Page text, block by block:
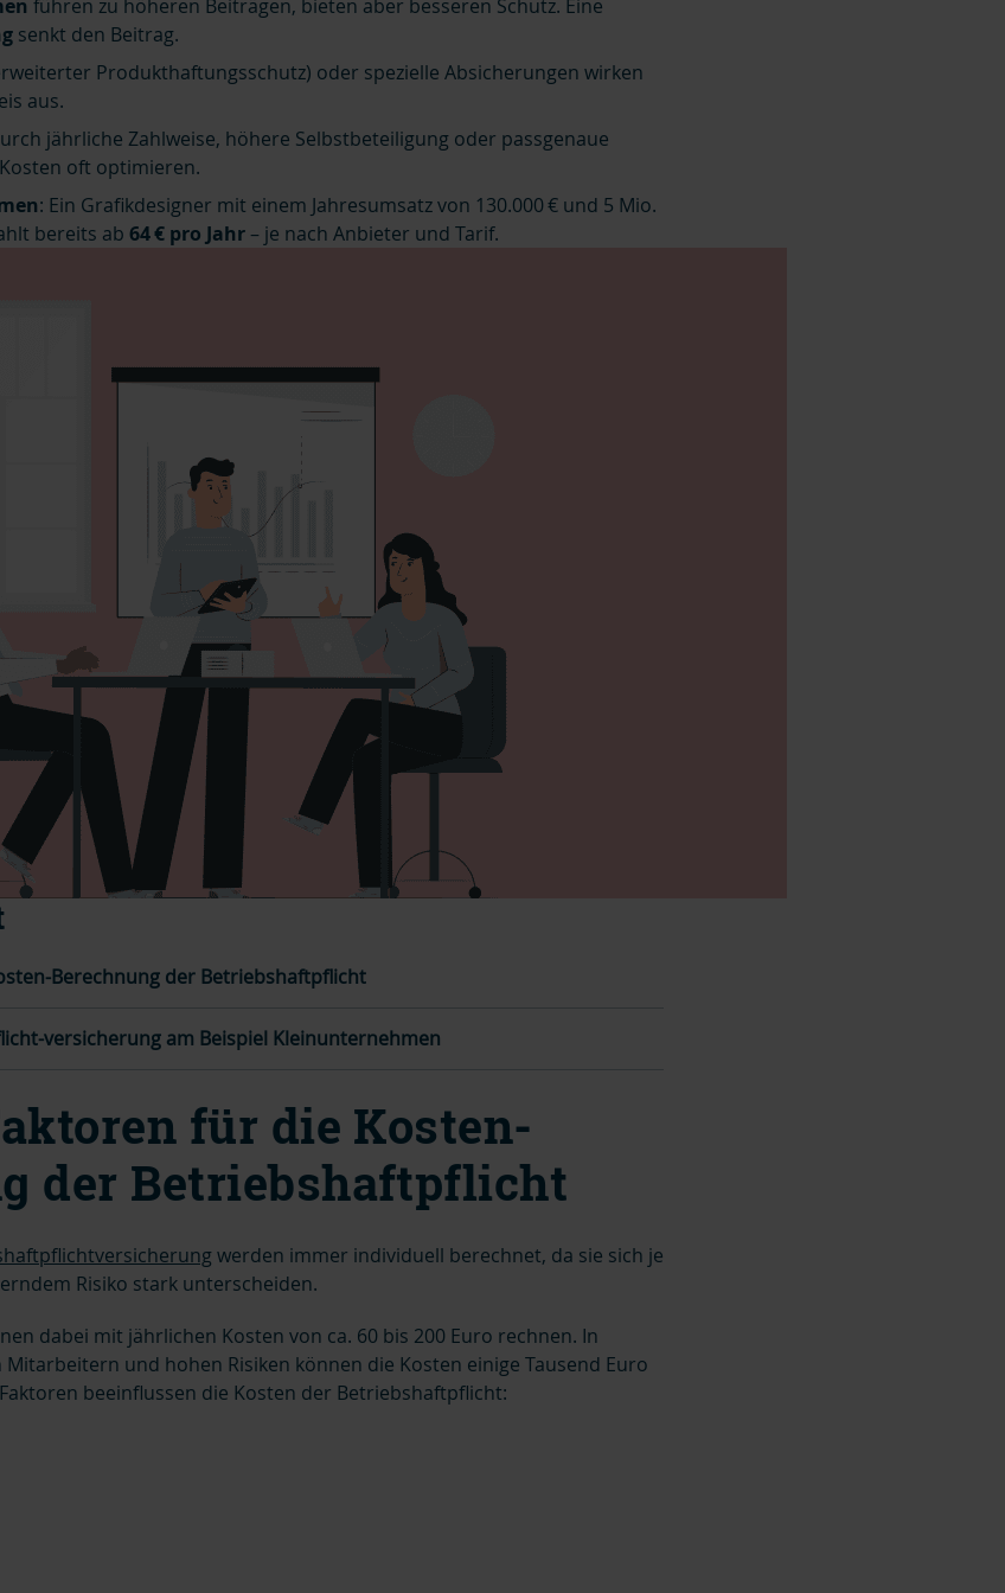
führen zu höheren Beiträgen, bieten aber besseren Schutz. Eine
senkt den Beitrag.
Produkthaftungsschutz) oder spezielle Absicherungen wirken
aus.
jährliche Zahlweise, höhere Selbstbeteiligung oder passgenaue
oft optimieren.
: Ein Grafikdesigner mit einem Jahresumsatz von 130.000 € und 5 Mio.
bereits ab 64 € pro Jahr – je nach Anbieter und Tarif.
Berechnung der Betriebshaftpflicht
versicherung am Beispiel Kleinunternehmen
für die Kosten-
der Betriebshaftpflicht
werden immer individuell berechnet, da sie sich je
Risiko stark unterscheiden.
dabei mit jährlichen Kosten von ca. 60 bis 200 Euro rechnen. In
und hohen Risiken können die Kosten einige Tausend Euro
beeinflussen die Kosten der Betriebshaftpflicht: